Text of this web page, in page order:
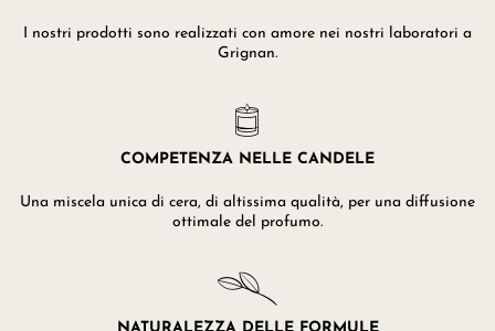
I nostri prodotti sono realizzati con amore nei nostri laboratori a
Grignan.
COMPETENZA NELLE CANDELE
Una miscela unica di cera, di altissima qualità, per una diffusione
ottimale del profumo.